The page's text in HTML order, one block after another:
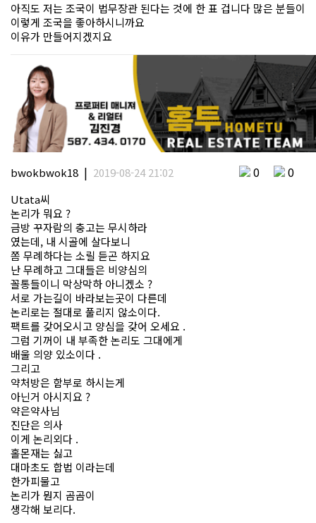
아직도 저는 조국이 법무장관 된다는 것에 한 표 겁니다 많은 분들이
이렇게 조국을 좋아하시니까요
이유가 만들어지겠지요
bwokbwok18 | 2019-08-24 21:02 0 0
Utata씨
논리가 뭐요 ?
금방 꾸자람의 충고는 무시하라
였는데, 내 시골에 살다보니
쫌 무례하다는 소릴 듣곤 하지요
난 무례하고 그대들은 비양심의
꼴통들이니 막상막하 아니겠소 ?
서로 가는길이 바라보는곳이 다른데
논리로는 절대로 풀리지 않소이다.
팩트를 갖어오시고 양심을 갖어 오세요 .
그럼 기꺼이 내 부족한 논리도 그대에게
배울 의양 있소이다 .
그리고
약처방은 함부로 하시는게
아닌거 아시지요 ?
약은약사님
진단은 의사
이게 논리외다 .
홀몬재는 싫고
대마초도 합법 이라는데
한가피물고
논리가 뭔지 곰곰이
생각해 보리다.